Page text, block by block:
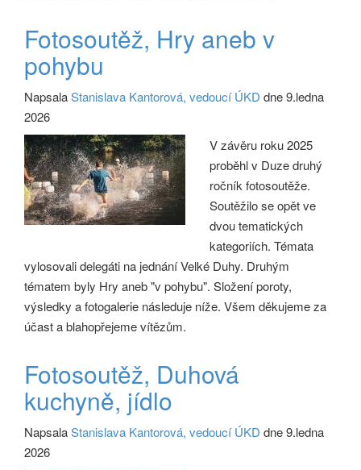
Fotosoutěž, Hry aneb v
pohybu
NapsalaStanislava Kantorová, vedoucí ÚKD dne 9.ledna
2026
V závěru roku 2025
proběhl v Duze druhý
ročník fotosoutěže.
Soutěžilo se opět ve
dvou tematických
kategoriích. Témata
vylosovali delegáti na jednání Velké Duhy. Druhým
tématem byly Hry aneb "v pohybu". Složení poroty,
výsledky a fotogalerie následuje níže. Všem děkujeme za
účast a blahopřejeme vítězům.
Fotosoutěž, Duhová
kuchyně, jídlo
NapsalaStanislava Kantorová, vedoucí ÚKD dne 9.ledna
2026